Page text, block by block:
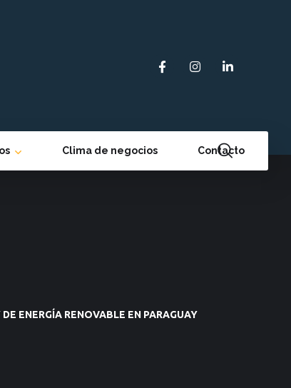
Clima de negocios Contacto
ENERGÍA RENOVABLE EN PARAGUAY